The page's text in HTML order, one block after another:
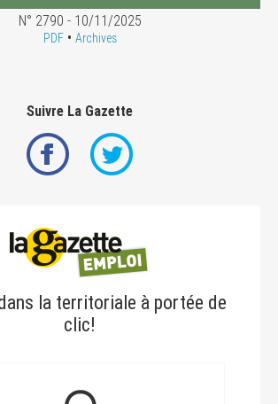
N° 2790 - 10/11/2025
PDF• Archives
Suivre La Gazette
dans la territoriale à portée de
clic!